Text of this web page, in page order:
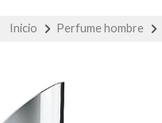
Inicio Perfume hombre